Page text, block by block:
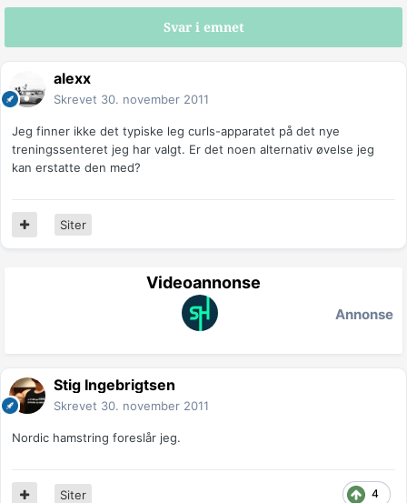
Svar i emnet
alexx
Skrevet 30. november 2011
Jeg finner ikke det typiske leg curls-apparatet på det nye
treningssenteret jeg har valgt. Er det noen alternativ øvelse jeg
kan erstatte den med?
Siter
Videoannonse
Annonse
Stig Ingebrigtsen
Skrevet 30. november 2011
Nordic hamstring foreslår jeg.
4
Siter